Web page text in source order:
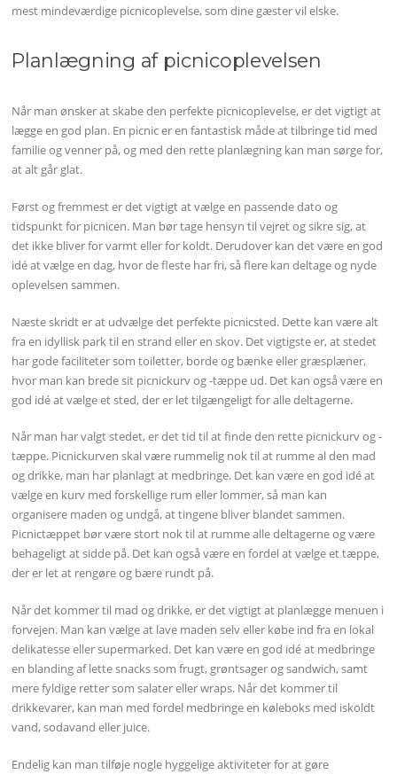
mest mindeværdige picnicoplevelse, som dine gæster vil elske.
Planlægning af picnicoplevelsen
Når man ønsker at skabe den perfekte picnicoplevelse, er det vigtigt at
lægge en god plan. En picnic er en fantastisk måde at tilbringe tid med
familie og venner på, og med den rette planlægning kan man sørge for,
at alt går glat.
Først og fremmest er det vigtigt at vælge en passende dato og
tidspunkt for picnicen. Man bør tage hensyn til vejret og sikre sig, at
det ikke bliver for varmt eller for koldt. Derudover kan det være en god
idé at vælge en dag, hvor de fleste har fri, så flere kan deltage og nyde
oplevelsen sammen.
Næste skridt er at udvælge det perfekte picnicsted. Dette kan være alt
fra en idyllisk park til en strand eller en skov. Det vigtigste er, at stedet
har gode faciliteter som toiletter, borde og bænke eller græsplæner,
hvor man kan brede sit picnickurv og -tæppe ud. Det kan også være en
god idé at vælge et sted, der er let tilgængeligt for alle deltagerne.
Når man har valgt stedet, er det tid til at finde den rette picnickurv og -
tæppe. Picnickurven skal være rummelig nok til at rumme al den mad
og drikke, man har planlagt at medbringe. Det kan være en god idé at
vælge en kurv med forskellige rum eller lommer, så man kan
organisere maden og undgå, at tingene bliver blandet sammen.
Picnictæppet bør være stort nok til at rumme alle deltagerne og være
behageligt at sidde på. Det kan også være en fordel at vælge et tæppe,
der er let at rengøre og bære rundt på.
Når det kommer til mad og drikke, er det vigtigt at planlægge menuen i
forvejen. Man kan vælge at lave maden selv eller købe ind fra en lokal
delikatesse eller supermarked. Det kan være en god idé at medbringe
en blanding af lette snacks som frugt, grøntsager og sandwich, samt
mere fyldige retter som salater eller wraps. Når det kommer til
drikkevarer, kan man med fordel medbringe en køleboks med iskoldt
vand, sodavand eller juice.
Endelig kan man tilføje nogle hyggelige aktiviteter for at gøre